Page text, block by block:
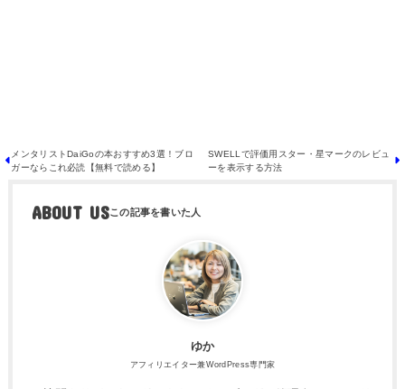
メンタリストDaiGoの本おすすめ3選！ブロ
ガーならこれ必読【無料で読める】
SWELLで評価用スター・星マークのレビュ
ーを表示する方法
ABOUT US
ゆか
アフィリエイター兼WordPress専門家